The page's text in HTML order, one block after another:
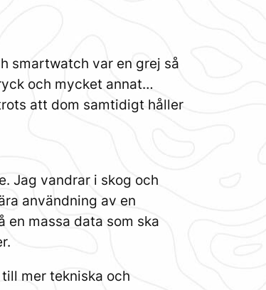
smartwatch var en grej så
och mycket annat…
att dom samtidigt håller
Jag vandrar i skog och
användning av en
en massa data som ska
mer tekniska och